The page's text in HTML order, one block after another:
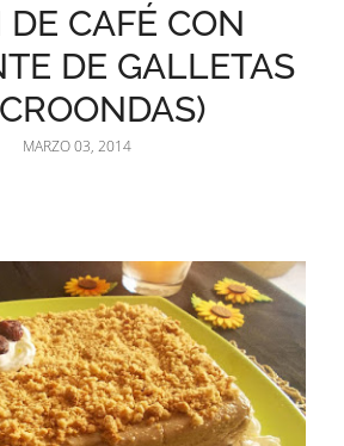
CAFÉ CON
DE GALLETAS
MARZO 03, 2014